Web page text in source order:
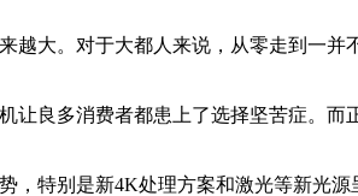
大。对于大都人来说，从零走到一并
良多消费者都患上了选择坚苦症。
特别是新4K处理方案和激光等新光源